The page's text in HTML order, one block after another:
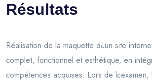
Résultats
Réalisation de la maquette d¿un site
complet, fonctionnel et esthétique, en
compétences acquises. Lors de l¿examen,